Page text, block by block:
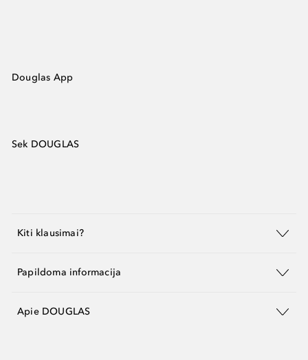
Douglas App
Sek DOUGLAS
Kiti klausimai?
Papildoma informacija
Apie DOUGLAS